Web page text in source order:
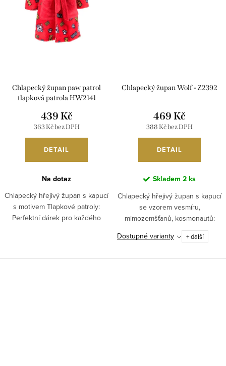
Chlapecký župan paw patrol
tlapková patrola HW2141
363 Kč bez DPH
439 Kč
DETAIL
Na dotaz
Chlapecký hřejivý župan s kapucí
s motivem Tlapkové patroly:
Perfektní dárek pro každého
Chlapecký župan Wolf - Z2392
388 Kč bez DPH
469 Kč
DETAIL
Skladem 2 ks
Chlapecký hřejivý župan s kapucí
se vzorem vesmíru,
mimozemšťanů, kosmonautů:
Perfektní dárek pro malé
astronauty
Dostupné varianty + další